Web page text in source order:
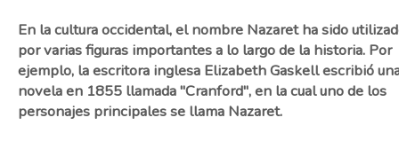
En la cultura occidental, el nombre Nazaret ha sido
por varias figuras importantes a lo largo de la historia. Por
ejemplo, la escritora inglesa Elizabeth Gaskell escribió
novela en 1855 llamada "Cranford", en la cual uno de los
personajes principales se llama Nazaret.